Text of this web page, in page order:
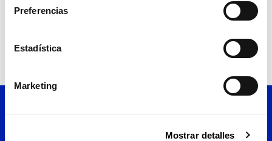
Preferencias
Estadística
Marketing
Mostrar detalles